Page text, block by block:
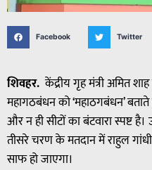
Facebook Twitter
शिवहर. केंद्रीय गृह मंत्री अमित
महागठबंधन को ‘महाठगबंधन’
और न ही सीटों का बंटवारा स्पष्ट
तीसरे चरण के मतदान में राहुल
साफ हो जाएगा।